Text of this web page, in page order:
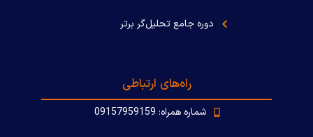
دوره جامع تحلیل‌گر برتر
راه‌های ارتباطی
شماره همراه: 09157959159